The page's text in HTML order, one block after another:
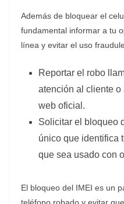
Además de bloquear el
fundamental informar a tu
línea y evitar el uso
Reportar el robo
atención al cliente o
web oficial.
Solicitar el bloqueo
único que identifica
que sea usado con
El bloqueo del IMEI es un
teléfono robado y evitar